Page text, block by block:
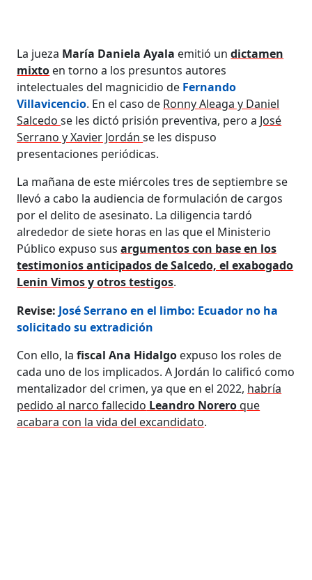
La jueza María Daniela Ayala emitió undictamen
mixto en torno a los presuntos autores
intelectuales del magnicidio de Fernando
Villavicencio. En el caso de Ronny Aleaga y Daniel
Salcedose les dictó prisión preventiva, pero a José
Serrano y Xavier Jordánse les dispuso
presentaciones periódicas.
La mañana de este miércoles tres de septiembre se
llevó a cabo la audiencia de formulación de cargos
por el delito de asesinato. La diligencia tardó
alrededor de siete horas en las que el Ministerio
Público expuso susargumentos con base en los
testimonios anticipados de Salcedo, el exabogado
Lenin Vimos y otros testigos.
Revise: José Serrano en el limbo: Ecuador no ha
solicitado su extradición
Con ello, lafiscal Ana Hidalgo expuso los roles de
cada uno de los implicados. A Jordán lo calificó como
mentalizador del crimen, ya que en el 2022, habría
pedido al narco fallecido Leandro Noreroque
acabara con la vida del excandidato.